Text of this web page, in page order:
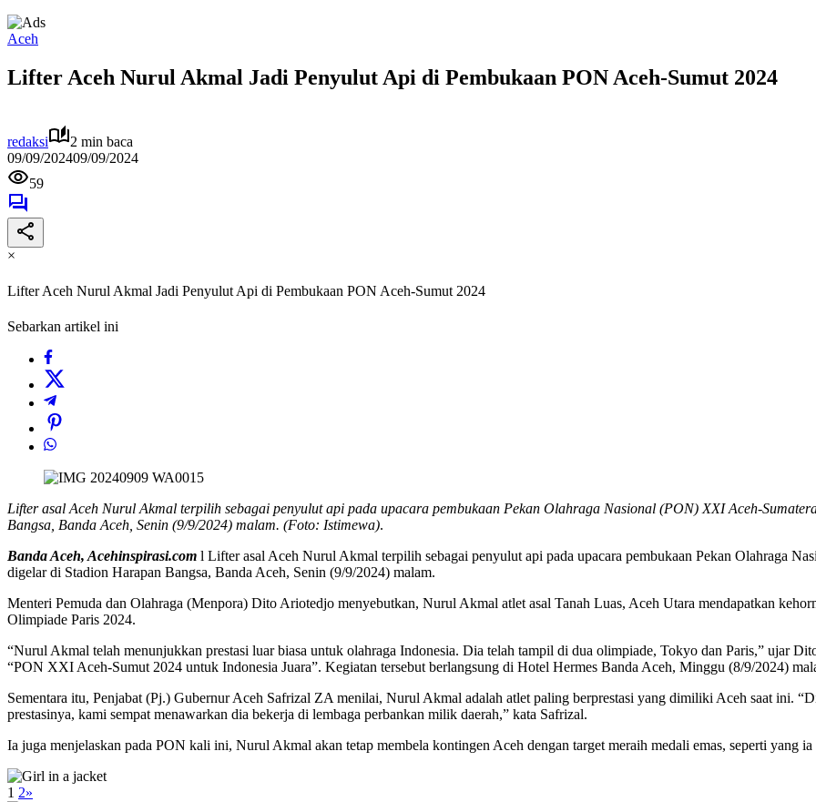
Aceh
Lifter Aceh Nurul Akmal Jadi Penyulut Api di Pembukaan PON Aceh-Sumut 2024
redaksi
2 min baca
09/09/202409/09/2024
59
×
Lifter Aceh Nurul Akmal Jadi Penyulut Api di Pembukaan PON Aceh-Sumut 2024
Sebarkan artikel ini
Lifter asal Aceh Nurul Akmal terpilih sebagai penyulut api pada upacara pembukaan Pekan Olahraga Nasional (PON) XXI Aceh-
Bangsa, Banda Aceh, Senin (9/9/2024) malam. (Foto: Istimewa).
Banda Aceh, Acehinspirasi.com l Lifter asal Aceh Nurul Akmal terpilih sebagai penyulut api pada upacara pembukaan Pekan Olahraga
digelar di Stadion Harapan Bangsa, Banda Aceh, Senin (9/9/2024) malam.
Menteri Pemuda dan Olahraga (Menpora) Dito Ariotedjo menyebutkan, Nurul Akmal atlet asal Tanah Luas, Aceh Utara mendapatkan
Olimpiade Paris 2024.
“Nurul Akmal telah menunjukkan prestasi luar biasa untuk olahraga Indonesia. Dia telah tampil di dua olimpiade, Tokyo dan Paris,” ujar
“PON XXI Aceh-Sumut 2024 untuk Indonesia Juara”. Kegiatan tersebut berlangsung di Hotel Hermes Banda Aceh, Minggu (8/9/2024)
Sementara itu, Penjabat (Pj.) Gubernur Aceh Safrizal ZA menilai, Nurul Akmal adalah atlet paling berprestasi yang dimiliki Aceh saat ini.
prestasinya, kami sempat menawarkan dia bekerja di lembaga perbankan milik daerah,” kata Safrizal.
Ia juga menjelaskan pada PON kali ini, Nurul Akmal akan tetap membela kontingen Aceh dengan target meraih medali emas, seperti yang
1 2»